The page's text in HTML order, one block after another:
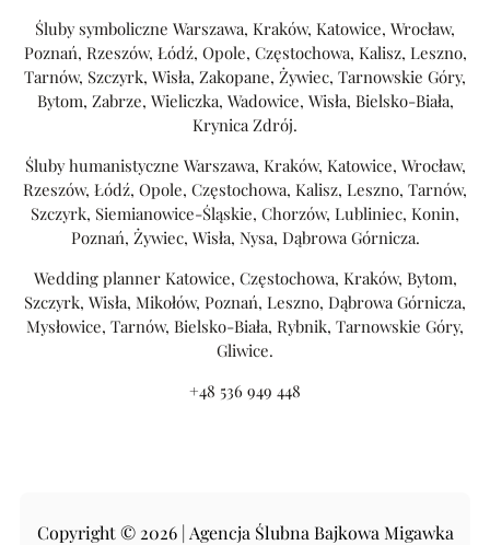
Śluby symboliczne Warszawa, Kraków, Katowice, Wrocław,
Poznań, Rzeszów, Łódź, Opole, Częstochowa, Kalisz, Leszno,
Tarnów, Szczyrk, Wisła, Zakopane, Żywiec, Tarnowskie Góry,
Bytom, Zabrze, Wieliczka, Wadowice, Wisła, Bielsko-Biała,
Krynica Zdrój.
Śluby humanistyczne Warszawa, Kraków, Katowice, Wrocław,
Rzeszów, Łódź, Opole, Częstochowa, Kalisz, Leszno, Tarnów,
Szczyrk, Siemianowice-Śląskie, Chorzów, Lubliniec, Konin,
Poznań, Żywiec, Wisła, Nysa, Dąbrowa Górnicza.
Wedding planner Katowice, Częstochowa, Kraków, Bytom,
Szczyrk, Wisła, Mikołów, Poznań, Leszno, Dąbrowa Górnicza,
Mysłowice, Tarnów, Bielsko-Biała, Rybnik, Tarnowskie Góry,
Gliwice.
+48 536 949 448
Copyright © 2026 | Agencja Ślubna Bajkowa Migawka